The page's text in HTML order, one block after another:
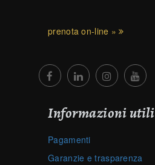
prenota on-line »
Informazioni utili
Pagamenti
Garanzie e trasparenza